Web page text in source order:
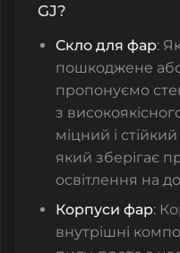
GJ?
Скло для фар:
пошкоджене
пропонуємо
з
міцний і
який зберігає
освітлення на
Корпуси фар:
внутрішні